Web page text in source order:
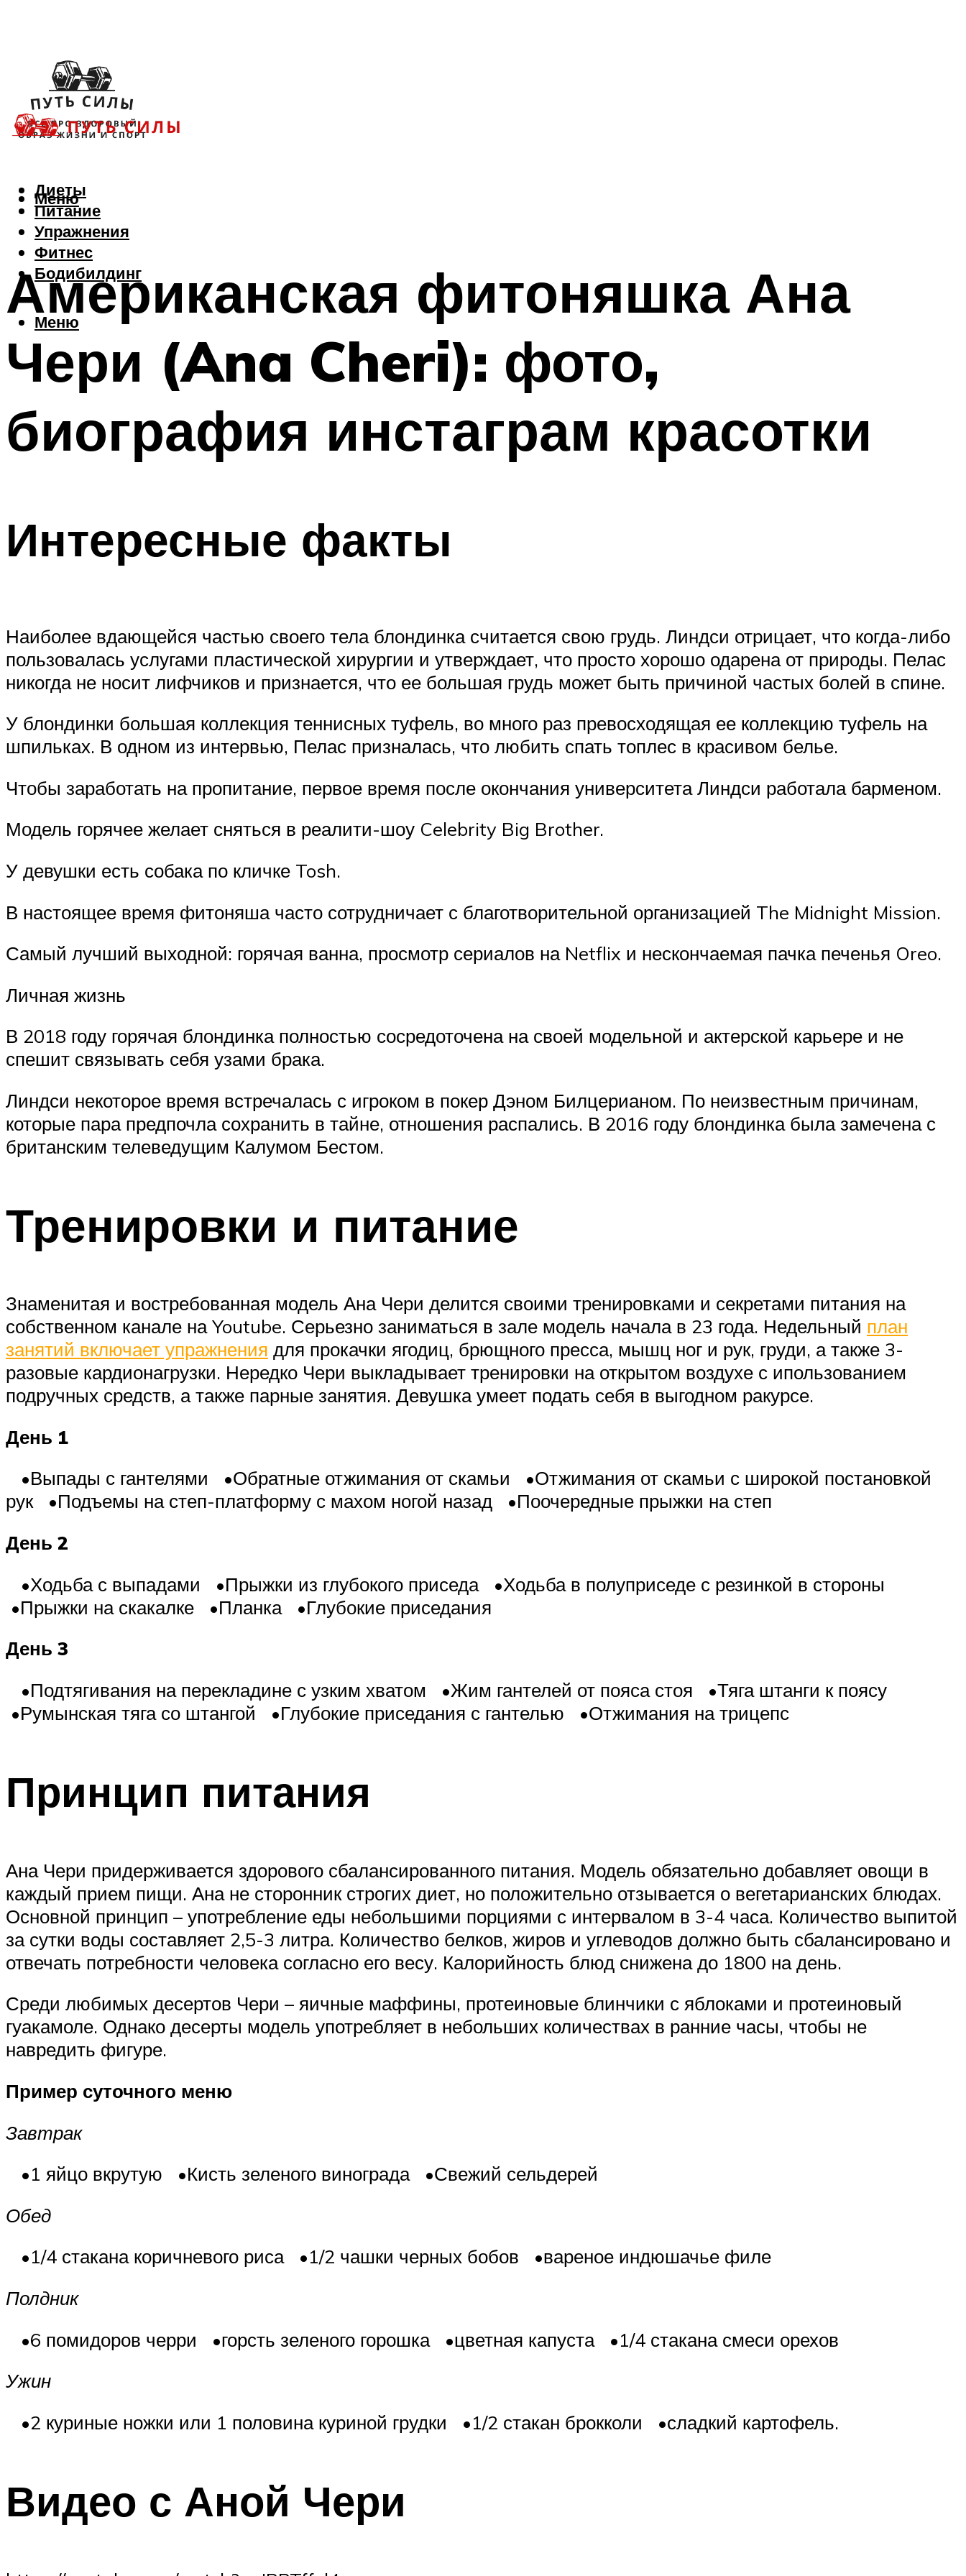
Диеты
Питание
Упражнения
Фитнес
Бодибилдинг
Меню
Меню
Американская фитоняшка Ана
Чери (Ana Cheri): фото,
биография инстаграм красотки
Интересные факты
Наиболее вдающейся частью своего тела блондинка считается свою грудь. Линдси отрицает, что когда-либо
пользовалась услугами пластической хирургии и утверждает, что просто хорошо одарена от природы. Пелас
никогда не носит лифчиков и признается, что ее большая грудь может быть причиной частых болей в спине.
У блондинки большая коллекция теннисных туфель, во много раз превосходящая ее коллекцию туфель на
шпильках. В одном из интервью, Пелас призналась, что любить спать топлес в красивом белье.
Чтобы заработать на пропитание, первое время после окончания университета Линдси работала барменом.
Модель горячее желает сняться в реалити-шоу Celebrity Big Brother.
У девушки есть собака по кличке Tosh.
В настоящее время фитоняша часто сотрудничает с благотворительной организацией The Midnight Mission.
Самый лучший выходной: горячая ванна, просмотр сериалов на Netflix и нескончаемая пачка печенья Oreo.
Личная жизнь
В 2018 году горячая блондинка полностью сосредоточена на своей модельной и актерской карьере и не
спешит связывать себя узами брака.
Линдси некоторое время встречалась с игроком в покер Дэном Билцерианом. По неизвестным причинам,
которые пара предпочла сохранить в тайне, отношения распались. В 2016 году блондинка была замечена с
британским телеведущим Калумом Бестом.
Тренировки и питание
Знаменитая и востребованная модель Ана Чери делится своими тренировками и секретами питания на
собственном канале на Youtube. Серьезно заниматься в зале модель начала в 23 года. Недельный план
занятий включает упражнения для прокачки ягодиц, брющного пресса, мышц ног и рук, груди, а также 3-
разовые кардионагрузки. Нередко Чери выкладывает тренировки на открытом воздухе с ипользованием
подручных средств, а также парные занятия. Девушка умеет подать себя в выгодном ракурсе.
День 1
•Выпады с гантелями •Обратные отжимания от скамьи •Отжимания от скамьи с широкой постановкой
рук •Подъемы на степ-платформу с махом ногой назад •Поочередные прыжки на степ
День 2
•Ходьба с выпадами •Прыжки из глубокого приседа •Ходьба в полуприседе с резинкой в стороны
•Прыжки на скакалке •Планка •Глубокие приседания
День 3
•Подтягивания на перекладине с узким хватом •Жим гантелей от пояса стоя •Тяга штанги к поясу
•Румынская тяга со штангой •Глубокие приседания с гантелью •Отжимания на трицепс
Принцип питания
Ана Чери придерживается здорового сбалансированного питания. Модель обязательно добавляет овощи в
каждый прием пищи. Ана не сторонник строгих диет, но положительно отзывается о вегетарианских блюдах.
Основной принцип – употребление еды небольшими порциями с интервалом в 3-4 часа. Количество выпитой
за сутки воды составляет 2,5-3 литра. Количество белков, жиров и углеводов должно быть сбалансировано и
отвечать потребности человека согласно его весу. Калорийность блюд снижена до 1800 на день.
Среди любимых десертов Чери – яичные маффины, протеиновые блинчики с яблоками и протеиновый
гуакамоле. Однако десерты модель употребляет в небольших количествах в ранние часы, чтобы не
навредить фигуре.
Пример суточного меню
Завтрак
•1 яйцо вкрутую •Кисть зеленого винограда •Свежий сельдерей
Обед
•1/4 стакана коричневого риса •1/2 чашки черных бобов •вареное индюшачье филе
Полдник
•6 помидоров черри •горсть зеленого горошка •цветная капуста •1/4 стакана смеси орехов
Ужин
•2 куриные ножки или 1 половина куриной грудки •1/2 стакан брокколи •сладкий картофель.
Видео с Аной Чери